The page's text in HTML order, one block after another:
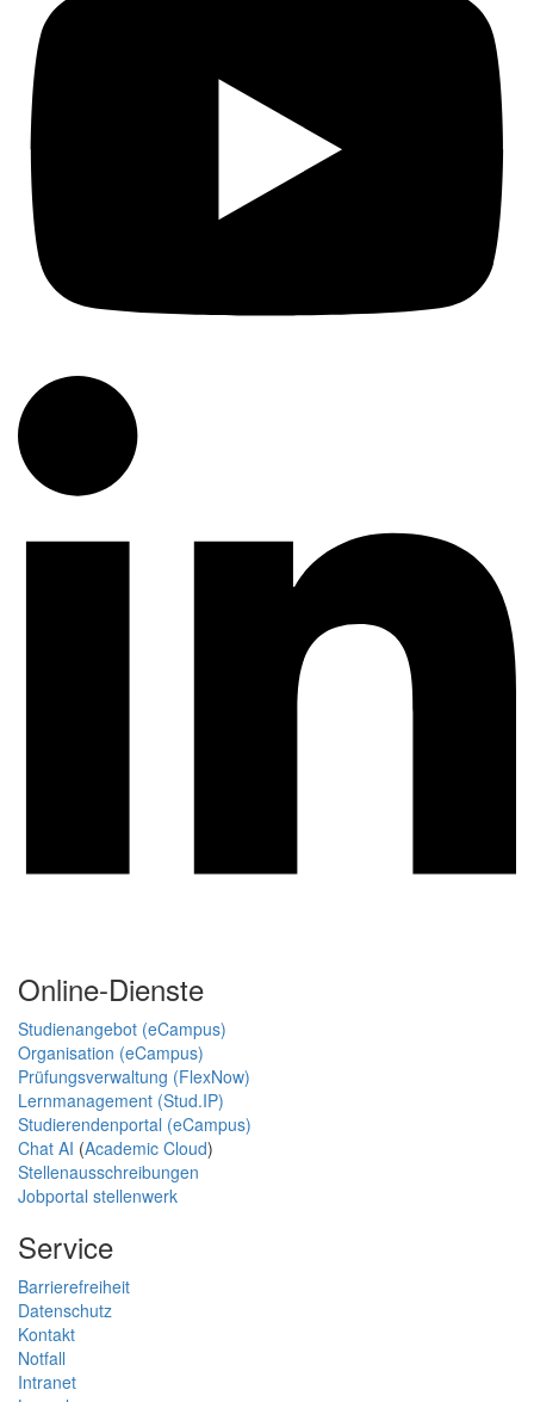
Online-Dienste
Studienangebot (eCampus)
Organisation (eCampus)
Prüfungsverwaltung (FlexNow)
Lernmanagement (Stud.IP)
Studierendenportal (eCampus)
Chat AI (Academic Cloud)
Stellenausschreibungen
Jobportal stellenwerk
Service
Barrierefreiheit
Datenschutz
Kontakt
Notfall
Intranet